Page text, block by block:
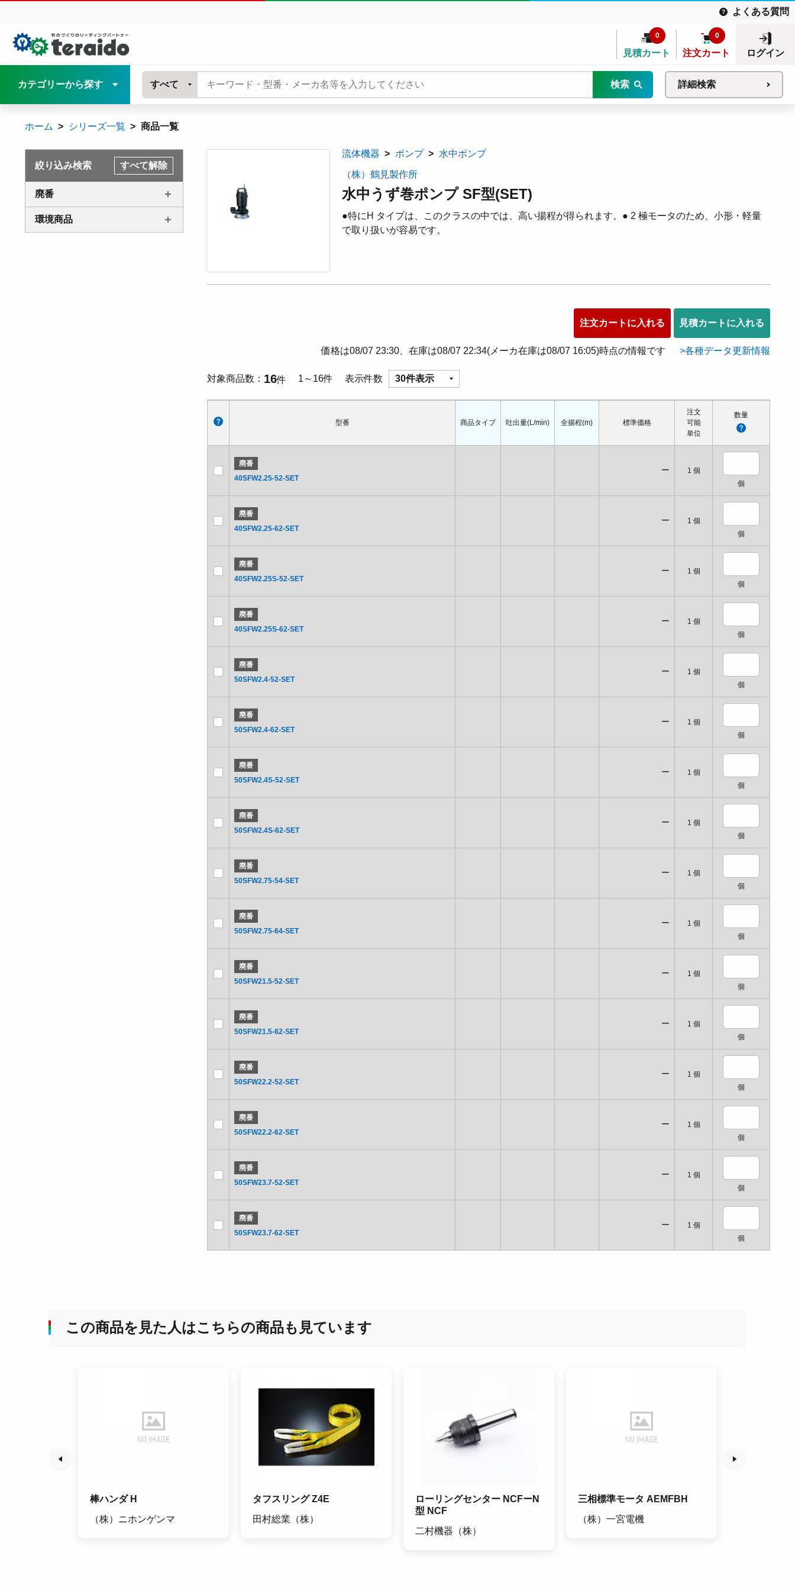
よくある質問
見積カート
0
注文カート
0
ログイン
カテゴリーから探す すべて 検索 詳細検索
ホーム シリーズ一覧 商品一覧
絞り込み検索 すべて解除
廃番
環境商品
流体機器 ポンプ 水中ポンプ
（株）鶴見製作所
水中うず巻ポンプ SF型(SET)
●特にH タイプは、このクラスの中では、高い揚程が得られます。● 2 極モータのため、小形・軽量
で取り扱いが容易です。
注文カートに入れる 見積カートに入れる
価格は08/07 23:30、在庫は08/07 22:34(メーカ在庫は08/07 16:05)時点の情報です 各種データ更新情報
対象商品数 16件 1～16件 表示件数 30件表示
型番
廃番
40SFW2.25-52-SET
廃番
40SFW2.25-62-SET
廃番
40SFW2.25S-52-SET
廃番
40SFW2.25S-62-SET
廃番
50SFW2.4-52-SET
廃番
50SFW2.4-62-SET
廃番
50SFW2.4S-52-SET
廃番
50SFW2.4S-62-SET
廃番
50SFW2.75-54-SET
廃番
50SFW2.75-64-SET
廃番
50SFW21.5-52-SET
廃番
50SFW21.5-62-SET
廃番
50SFW22.2-52-SET
廃番
50SFW22.2-62-SET
廃番
50SFW23.7-52-SET
廃番
50SFW23.7-62-SET
商品タイプ 吐出量(L/min) 全揚程(m) 標準価格
注文
可能
単位
数量
ー 1 個
個
ー 1 個
個
ー 1 個
個
ー 1 個
個
ー 1 個
個
ー 1 個
個
ー 1 個
個
ー 1 個
個
ー 1 個
個
ー 1 個
個
ー 1 個
個
ー 1 個
個
ー 1 個
個
ー 1 個
個
ー 1 個
個
ー 1 個
個
この商品を見た人はこちらの商品も見ています
棒ハンダ H
（株）ニホンゲンマ
タフスリング Z4E
田村総業（株）
ローリングセンター NCFーN
型 NCF
二村機器（株）
三相標準モータ AEMFBH
（株）一宮電機